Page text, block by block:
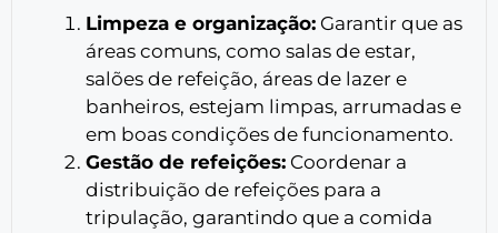
Limpeza e organização: Garantir que as
áreas comuns, como salas de estar,
salões de refeição, áreas de lazer e
banheiros, estejam limpas, arrumadas e
em boas condições de funcionamento.
Gestão de refeições: Coordenar a
distribuição de refeições para a
tripulação, garantindo que a comida